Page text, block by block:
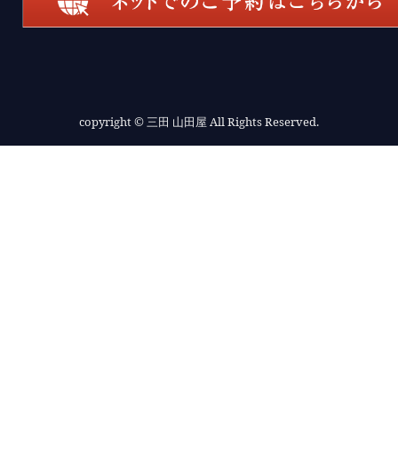
copyright© 三田 山田屋 All Rights Reserved.